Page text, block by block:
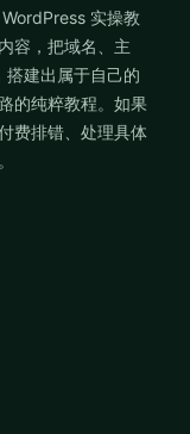
实操教
容，把域名、主
搭建出属于自己的
的纯粹教程。如果
费排错、处理具体